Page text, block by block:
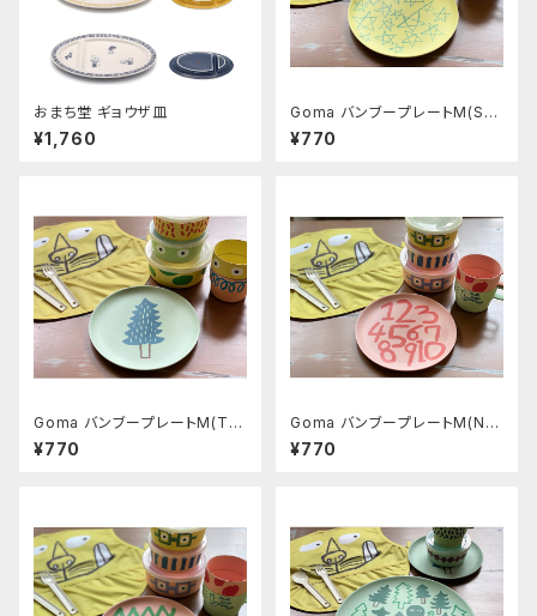
おまち堂 ギョウザ皿
¥1,760
Goma バンブープレートM(Sta
r)
¥770
Goma バンブープレートM(Tre
e)
¥770
Goma バンブープレートM(Nu
mber)
¥770